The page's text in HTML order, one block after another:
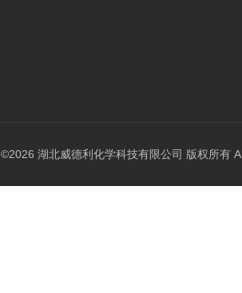
©2026 湖北威德利化学科技有限公司 版权所有